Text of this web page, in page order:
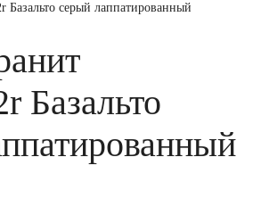
Базальто серый лаппатированный
Базальто